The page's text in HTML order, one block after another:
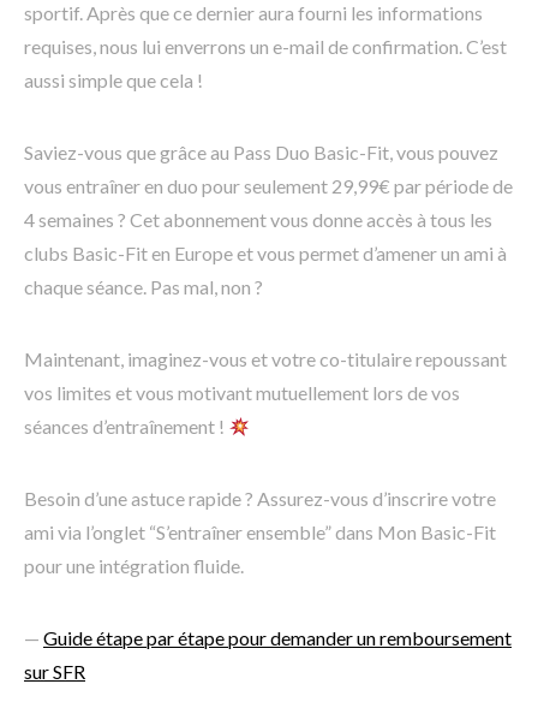
sportif. Après que ce dernier aura fourni les informations
requises, nous lui enverrons un e-mail de confirmation. C’est
aussi simple que cela !
Saviez-vous que grâce au Pass Duo Basic-Fit, vous pouvez
vous entraîner en duo pour seulement 29,99€ par période de
4 semaines ? Cet abonnement vous donne accès à tous les
clubs Basic-Fit en Europe et vous permet d’amener un ami à
chaque séance. Pas mal, non ?
Maintenant, imaginez-vous et votre co-titulaire repoussant
vos limites et vous motivant mutuellement lors de vos
séances d’entraînement !
Besoin d’une astuce rapide ? Assurez-vous d’inscrire votre
ami via l’onglet “S’entraîner ensemble” dans Mon Basic-Fit
pour une intégration fluide.
— Guide étape par étape pour demander un remboursement
sur SFR